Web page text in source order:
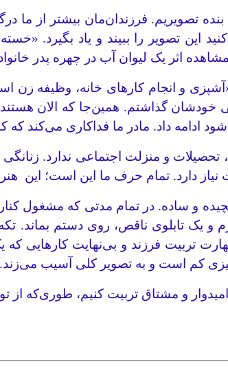
تصویریم. فرزندان‌مان بیشتر از ما
این تصویر را ببیند و یاد بگیرد.
اثر یک لیوان آب در چهره پدر
و انجام کارهای خانه، وظیفه زن
گذاشتم. همین‌جا که الان هستند،
ادامه داد. مادر ما فداکاری می‌کند
تحصیلات و منزلت اجتماعی ندارد.
دارد. تمام حرف ما این است؛ این هنر
و ساده. در تمام مدتی که مشغول
و یک تابلوی ناقص، روی دستم بماند.
تربیت فرزند و بی‌نهایت کارهایی
کم است و به تصویر کلی آسیب می‌زند.
امیدوار و مشتاق تربیت کنیم، طوری‌که از